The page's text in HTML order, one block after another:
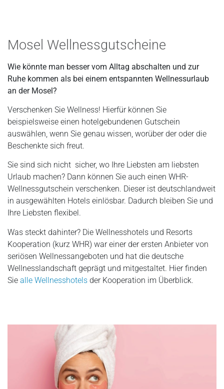
Mosel Wellnessgutscheine
Wie könnte man besser vom Alltag abschalten und zur
Ruhe kommen als bei einem entspannten Wellnessurlaub
an der Mosel?
Verschenken Sie Wellness! Hierfür können Sie
beispielsweise einen hotelgebundenen Gutschein
auswählen, wenn Sie genau wissen, worüber der oder die
Beschenkte sich freut.
Sie sind sich nicht sicher, wo Ihre Liebsten am liebsten
Urlaub machen? Dann können Sie auch einen WHR-
Wellnessgutschein verschenken. Dieser ist deutschlandweit
in ausgewählten Hotels einlösbar. Dadurch bleiben Sie und
Ihre Liebsten flexibel.
Was steckt dahinter? Die Wellnesshotels und Resorts
Kooperation (kurz WHR) war einer der ersten Anbieter von
seriösen Wellnessangeboten und hat die deutsche
Wellnesslandschaft geprägt und mitgestaltet. Hier finden
Sie alle Wellnesshotels der Kooperation im Überblick.